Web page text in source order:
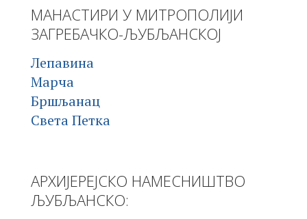
МАНАСТИРИ У МИТРОПОЛИЈИ
ЗАГРЕБАЧКО-ЉУБЉАНСКОЈ
Лепавина
Марча
Бршљанац
Света Петка
АРХИЈЕРЕЈСКО НАМЕСНИШТВО
ЉУБЉАНСКО: